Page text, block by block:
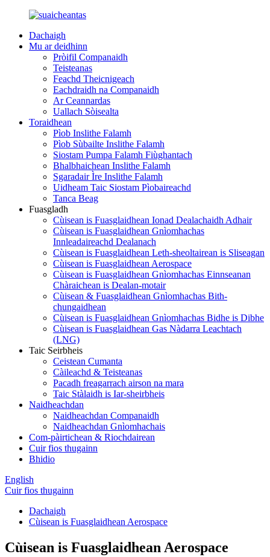
Dachaigh
Mu ar deidhinn
Pròifil Companaidh
Teisteanas
Feachd Theicnigeach
Eachdraidh na Companaidh
Ar Ceannardas
Uallach Sòisealta
Toraidhean
Pìob Inslithe Falamh
Pìob Sùbailte Inslithe Falamh
Siostam Pumpa Falamh Fiùghantach
Bhalbhaichean Inslithe Falamh
Sgaradair Ìre Inslithe Falamh
Uidheam Taic Siostam Pìobaireachd
Tanca Beag
Fuasgladh
Cùisean is Fuasglaidhean Ionad Dealachaidh Adhair
Cùisean is Fuasglaidhean Gnìomhachas
Innleadaireachd Dealanach
Cùisean is Fuasglaidhean Leth-sheoltairean is Sliseagan
Cùisean is Fuasglaidhean Aerospace
Cùisean is Fuasglaidhean Gnìomhachas Einnseanan
Chàraichean is Dealan-motair
Cùisean & Fuasglaidhean Gnìomhachas Bith-
chungaidhean
Cùisean is Fuasglaidhean Gnìomhachas Bidhe is Dibhe
Cùisean is Fuasglaidhean Gas Nàdarra Leachtach
(LNG)
Taic Seirbheis
Ceistean Cumanta
Càileachd & Teisteanas
Pacadh freagarrach airson na mara
Taic Stàlaidh is Iar-sheirbheis
Naidheachdan
Naidheachdan Companaidh
Naidheachdan Gnìomhachais
Com-pàirtichean & Riochdairean
Cuir fios thugainn
Bhidio
English
Cuir fios thugainn
Dachaigh
Cùisean is Fuasglaidhean Aerospace
Cùisean is Fuasglaidhean Aerospace